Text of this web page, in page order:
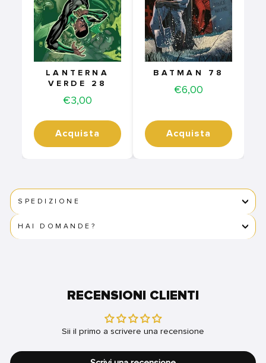
LANTERNA
VERDE 28
Price
€3,00
Acquista
BATMAN 78
Price
€6,00
Acquista
SPEDIZIONE
HAI DOMANDE?
RECENSIONI CLIENTI
Sii il primo a scrivere una recensione